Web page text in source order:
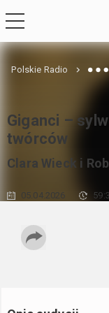
Polskie Radio
Giganci –
twórców
Clara Wieck i
05.04.2026